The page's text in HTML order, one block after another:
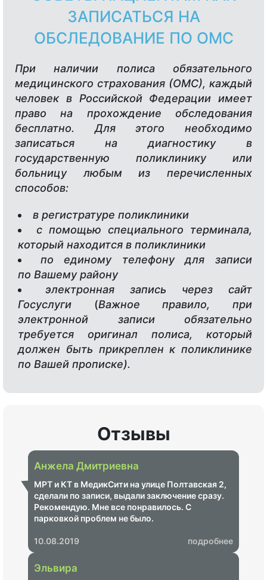
ЗАПИСАТЬСЯ НА
ОБСЛЕДОВАНИЕ ПО ОМС
При наличии полиса обязательного
медицинского страхования (ОМС), каждый
человек в Российской Федерации имеет
право на прохождение обследования
бесплатно. Для этого необходимо
записаться на диагностику в
государственную поликлинику или
больницу любым из перечисленных
способов:
в регистратуре поликлиники
с помощью специального терминала,
который находится в поликлиники
по единому телефону для записи
по Вашему району
электронная запись через сайт
Госуслуги (Важное правило, при
электронной записи обязательно
требуется оригинал полиса, который
должен быть прикреплен к поликлинике
по Вашей прописке).
Отзывы
Анжела Дмитриевна
МРТ и КТ в МедикСити на улице Полтавская 2,
сделали по записи, выдали заключение сразу.
Рекомендую. Мне все понравилось. С
парковкой проблем не было.
10.08.2019 подробнее
Эльвира